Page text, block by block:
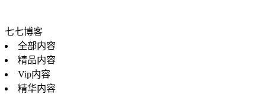
七七博客
全部内容
精品内容
Vip内容
精华内容